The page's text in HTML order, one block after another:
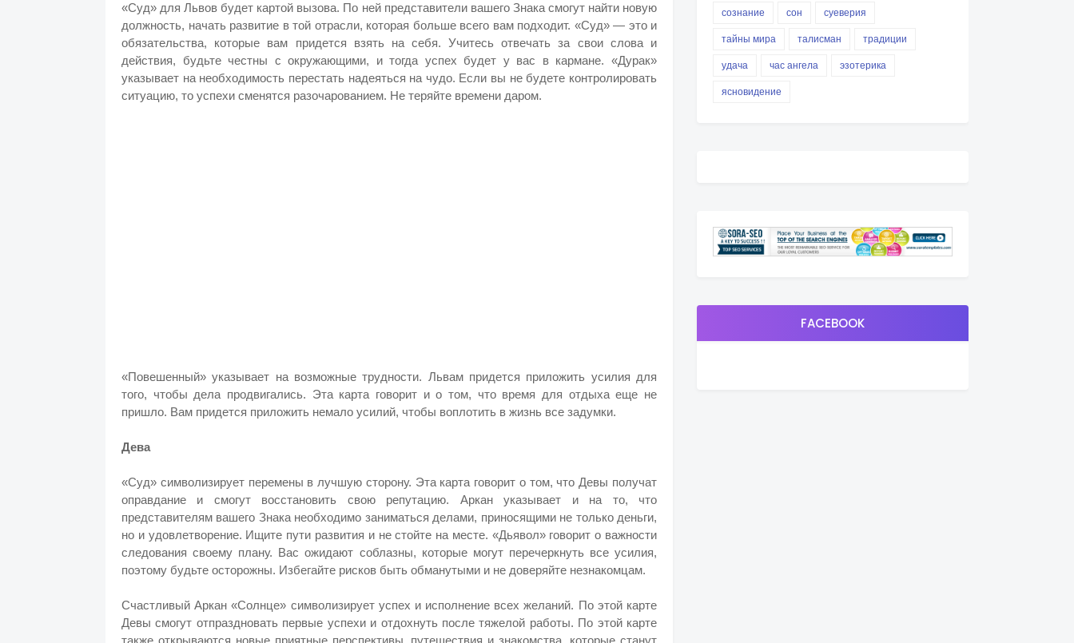
«Суд» для Львов будет картой вызова. По ней представители вашего Знака смогут найти новую
должность, начать развитие в той отрасли, которая больше всего вам подходит. «Суд» — это и
обязательства, которые вам придется взять на себя. Учитесь отвечать за свои слова и
действия, будьте честны с окружающими, и тогда успех будет у вас в кармане. «Дурак»
указывает на необходимость перестать надеяться на чудо. Если вы не будете контролировать
ситуацию, то успехи сменятся разочарованием. Не теряйте времени даром.
«Повешенный» указывает на возможные трудности. Львам придется приложить усилия для
того, чтобы дела продвигались. Эта карта говорит и о том, что время для отдыха еще не
пришло. Вам придется приложить немало усилий, чтобы воплотить в жизнь все задумки.
Дева
«Суд» символизирует перемены в лучшую сторону. Эта карта говорит о том, что Девы получат
оправдание и смогут восстановить свою репутацию. Аркан указывает и на то, что
представителям вашего Знака необходимо заниматься делами, приносящими не только деньги,
но и удовлетворение. Ищите пути развития и не стойте на месте. «Дьявол» говорит о важности
следования своему плану. Вас ожидают соблазны, которые могут перечеркнуть все усилия,
поэтому будьте осторожны. Избегайте рисков быть обманутыми и не доверяйте незнакомцам.
Счастливый Аркан «Солнце» символизирует успех и исполнение всех желаний. По этой карте
Девы смогут отпраздновать первые успехи и отдохнуть после тяжелой работы. По этой карте
также открываются новые приятные перспективы, путешествия и знакомства, которые станут
сознание
сон
суеверия
тайны мира
талисман
традиции
удача
час ангела
эзотерика
ясновидение
FACEBOOK